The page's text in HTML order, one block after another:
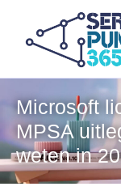
Microsoft
MPSA
weten in